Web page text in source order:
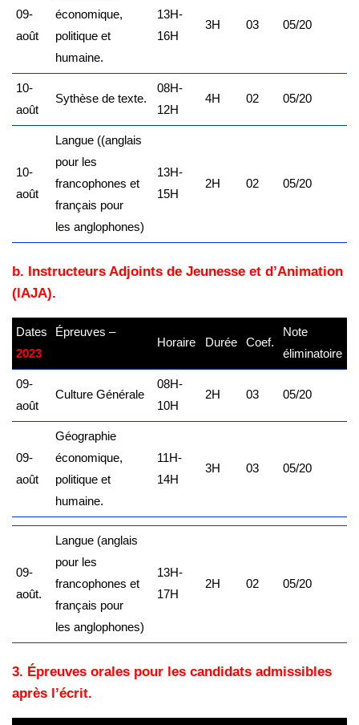
09-
août
économique,
politique et
humaine.
13H-
16H
3H 03 05/20
10-
août
Sythèse de texte.
08H-
12H
4H 02 05/20
10-
août
Langue ((anglais
pour les
francophones et
français pour
les anglophones)
13H-
15H
2H 02 05/20
b.
Instructeurs Adjoints de Jeunesse et d’Animation
(lAJA).
Dates
2023
Épreuves –
Horaire Durée Coef.
Note
éliminatoire
09-
août
Culture Générale
08H-
10H
2H 03 05/20
09-
août
Géographie
économique,
politique et
humaine.
11H-
14H
3H 03 05/20
09-
août.
Langue (anglais
pour les
francophones et
français pour
les anglophones)
13H-
17H
2H 02 05/20
3. Épreuves orales pour les candidats admissibles
après l’écrit.